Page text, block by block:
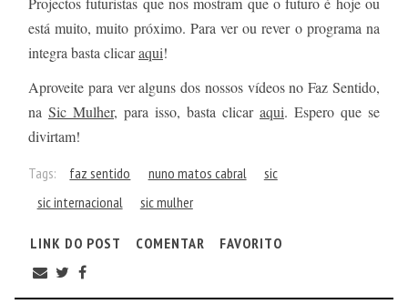
está muito, muito próximo. Para ver ou rever o programa na
integra basta clicaraqui!
Aproveite para ver alguns dos nossos vídeos no Faz Sentido,
na Sic Mulher, para isso, basta clicar aqui. Espero que se
divirtam!
Tags: faz sentido nuno matos cabral
sic
sic internacional
sic mulher
LINK DO POST COMENTAR FAVORITO